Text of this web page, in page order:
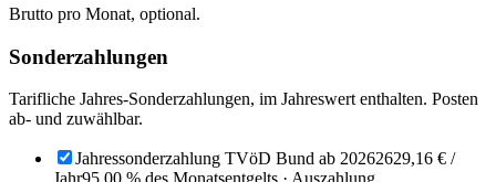
Brutto pro Monat, optional.
Sonderzahlungen
Tarifliche Jahres-Sonderzahlungen, im Jahreswert enthalten. Posten
ab- und zuwählbar.
Jahressonderzahlung TVöD Bund ab 20262629,16 € /